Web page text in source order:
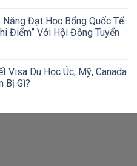
Đạt Học Bổng Quốc Tế:
Điểm” Với Hội Đồng Tuyển
Visa Du Học Úc, Mỹ, Canada
Bị Gì?